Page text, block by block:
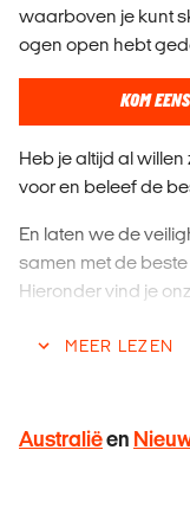
waarboven je kunt
ogen open hebt
KOM
Heb je altijd al
voor en beleef de
En laten we de
samen met de
Hieronder vind je
MEER LEZEN
Australiëen